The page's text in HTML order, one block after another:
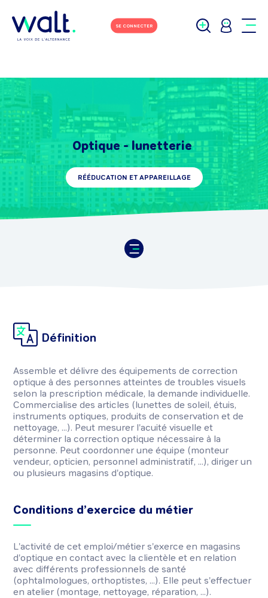
SE CONNECTER
Optique - lunetterie
RÉÉDUCATION ET APPAREILLAGE
Définition
Assemble et délivre des équipements de correction
optique à des personnes atteintes de troubles visuels
selon la prescription médicale, la demande individuelle.
Commercialise des articles (lunettes de soleil, étuis,
instruments optiques, produits de conservation et de
nettoyage, ...). Peut mesurer l'acuité visuelle et
déterminer la correction optique nécessaire à la
personne. Peut coordonner une équipe (monteur
vendeur, opticien, personnel administratif, ...), diriger un
ou plusieurs magasins d'optique.
Conditions d’exercice du métier
L'activité de cet emploi/métier s'exerce en magasins
d'optique en contact avec la clientèle et en relation
avec différents professionnels de santé
(ophtalmologues, orthoptistes, ...). Elle peut s'effectuer
en atelier (montage, nettoyage, réparation, ...).